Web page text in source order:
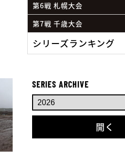
第6戦 札幌大会
第7戦 千歳大会
シリーズランキング
SERIES ARCHIVE
開く